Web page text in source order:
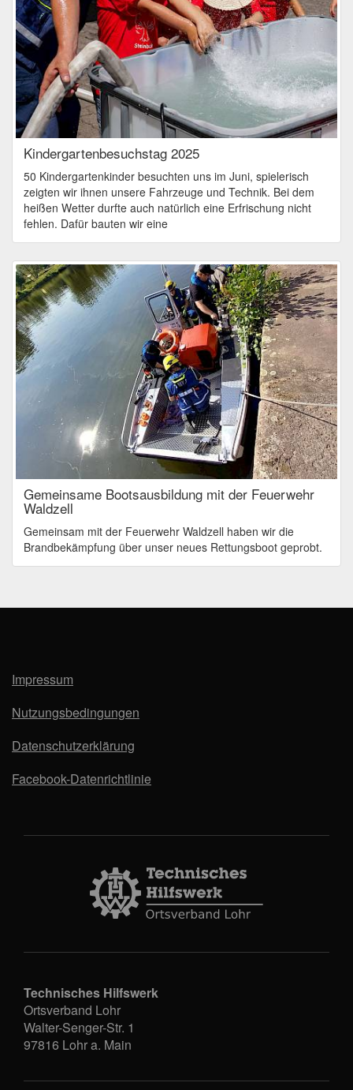
Kindergartenbesuchstag 2025
50 Kindergartenkinder besuchten uns im Juni, spielerisch
zeigten wir ihnen unsere Fahrzeuge und Technik. Bei dem
heißen Wetter durfte auch natürlich eine Erfrischung nicht
fehlen. Dafür bauten wir eine
Gemeinsame Bootsausbildung mit der Feuerwehr
Waldzell
Gemeinsam mit der Feuerwehr Waldzell haben wir die
Brandbekämpfung über unser neues Rettungsboot geprobt.
Impressum
Nutzungsbedingungen
Datenschutzerklärung
Facebook-Datenrichtlinie
Technisches Hilfswerk
Ortsverband Lohr
Walter-Senger-Str. 1
97816 Lohr a. Main